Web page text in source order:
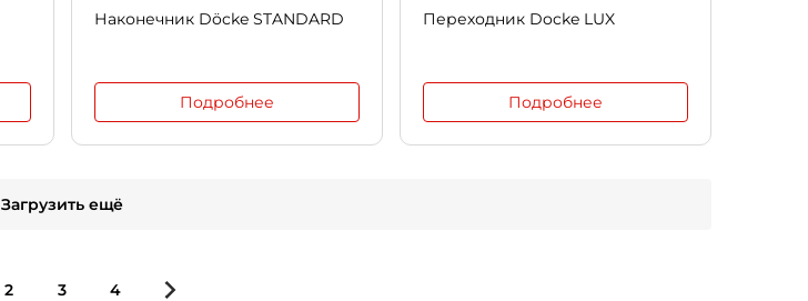
Наконечник Döcke STANDARD
Подробнее
Переходник Docke LUX
Подробнее
Загрузить ещё
2 3 4